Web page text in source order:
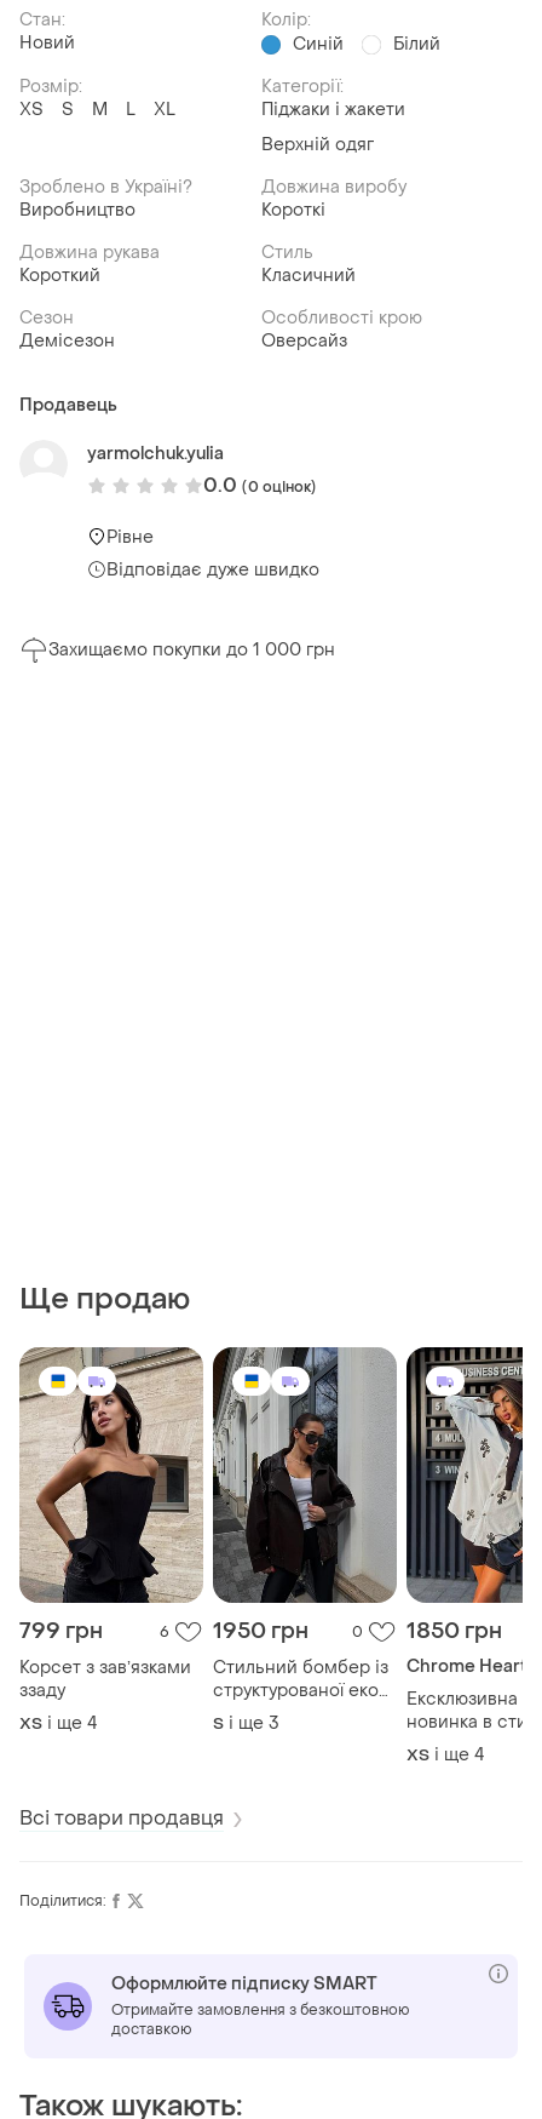
Стан:
Новий
Колір:
Синій
Білий
Розмір:
ХS
S M L XL
Категорії:
Піджаки і жакети
Верхній одяг
Зроблено в Україні?
Виробництво
Довжина виробу
Короткі
Довжина рукава
Короткий
Стиль
Класичний
Сезон
Демісезон
Особливості крою
Оверсайз
Продавець
yarmolchuk.yulia
0.0 (0 оцінок)
Рівне
Відповідає дуже швидко
Захищаємо покупки до 1 000 грн
Ще продаю
799 грн 6
Корсет з завʼязками
ззаду
ХS і ще 4
1950 грн 0
Стильний бомбер із
структурованої еко
шкіри
S і ще 3
1850 грн
Chrome Hearts
Ексклюзивна
новинка в стилі
chrome hearts
ХS і ще 4
Всі товари продавця
Поділитися:
Оформлюйте підписку SMART
Отримайте замовлення з безкоштовною
доставкою
Також шукають: